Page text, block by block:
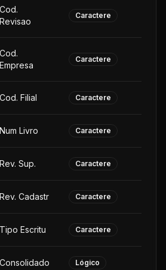
Cod.
Revisao
Caractere
Cod.
Empresa
Caractere
Cod. Filial Caractere
Num Livro Caractere
Rev. Sup. Caractere
Rev. Cadastr Caractere
Tipo Escritu Caractere
Consolidado Lógico